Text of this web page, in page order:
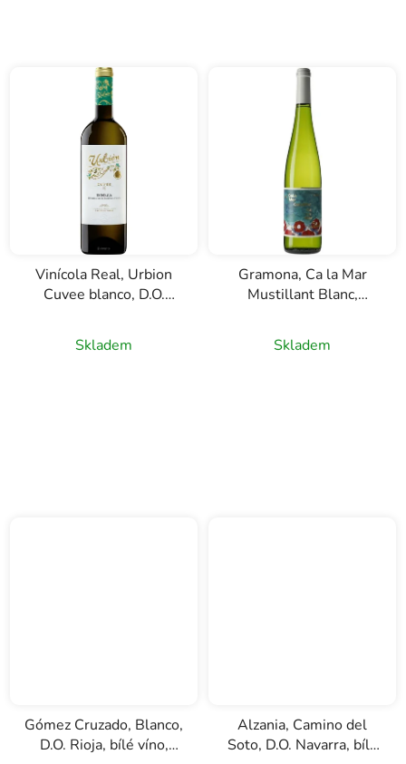
Vinícola Real, Urbion
Cuvee blanco, D.O.
Skladem
Gramona, Ca la Mar
Mustillant Blanc,
poloperlivé víno, 0,75l
Skladem
Gómez Cruzado, Blanco,
D.O. Rioja, bílé víno,
Alzania, Camino del
Soto, D.O. Navarra, bílé